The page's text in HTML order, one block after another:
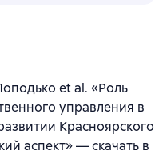
et al. «Роль
управления в
Красноярского
аспект» — скачать в